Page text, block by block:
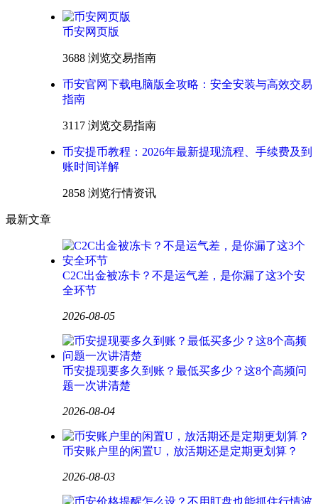
币安网页版
3688 浏览交易指南
币安官网下载电脑版全攻略：安全安装与高效交易
指南
3117 浏览交易指南
币安提币教程：2026年最新提现流程、手续费及到
账时间详解
2858 浏览行情资讯
最新文章
C2C出金被冻卡？不是运气差，是你漏了这3个安
全环节
2026-08-05
币安提现要多久到账？最低买多少？这8个高频问
题一次讲清楚
2026-08-04
币安账户里的闲置U，放活期还是定期更划算？
2026-08-03